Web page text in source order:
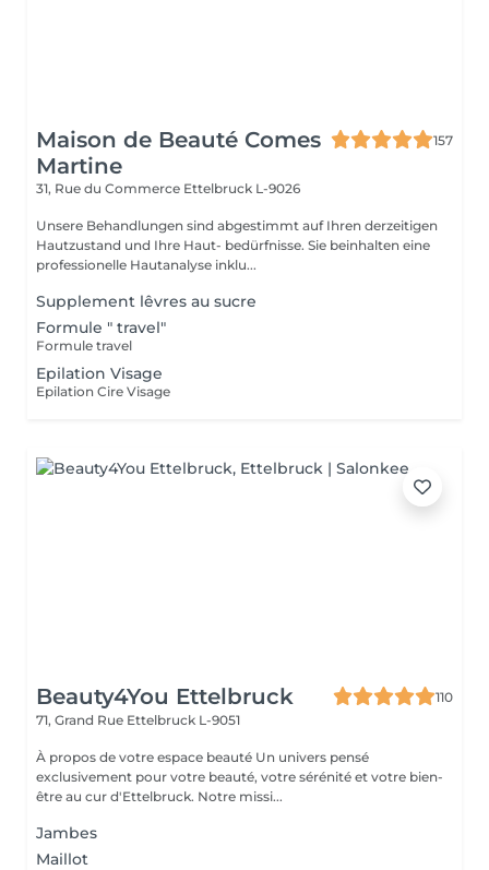
Maison de Beauté Comes
Martine
157
31, Rue du Commerce Ettelbruck L-9026
Unsere Behandlungen sind abgestimmt auf Ihren derzeitigen
Hautzustand und Ihre Haut- bedürfnisse. Sie beinhalten eine
professionelle Hautanalyse inklu...
Supplement lêvres au sucre
Formule " travel"
Formule travel
Epilation Visage
Epilation Cire Visage
Beauty4You Ettelbruck
110
71, Grand Rue Ettelbruck L-9051
À propos de votre espace beauté Un univers pensé
exclusivement pour votre beauté, votre sérénité et votre bien-
être au cur d'Ettelbruck. Notre missi...
Jambes
Maillot